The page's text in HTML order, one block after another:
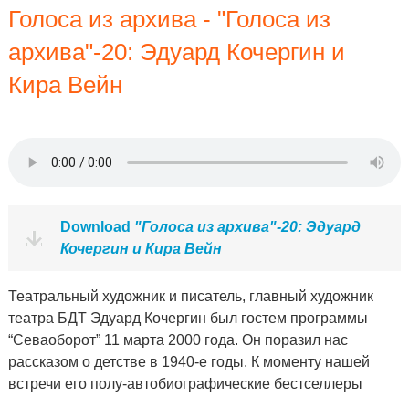
Голоса из архива - "Голоса из
архива"-20: Эдуард Кочергин и
Кира Вейн
Download "Голоса из архива"-20: Эдуард
Кочергин и Кира Вейн
Театральный художник и писатель, главный художник
театра БДТ Эдуард Кочергин был гостем программы
“Севаоборот” 11 марта 2000 года. Он поразил нас
рассказом о детстве в 1940-е годы. К моменту нашей
встречи его полу-автобиографические бестселлеры